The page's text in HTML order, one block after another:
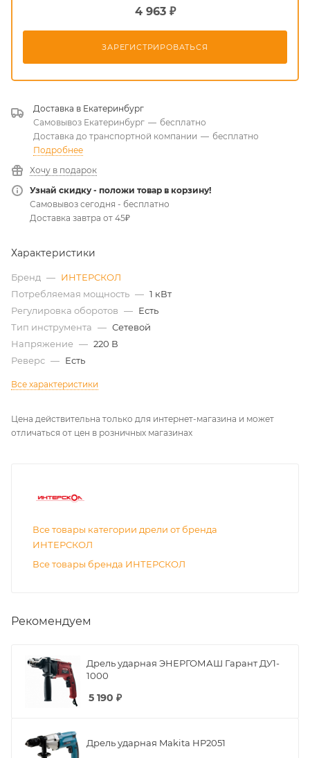
4 963 ₽
ЗАРЕГИСТРИРОВАТЬСЯ
Доставка в Екатеринбург
Самовывоз Екатеринбург — бесплатно
Доставка до транспортной компании — бесплатно
Подробнее
Хочу в подарок
Узнай скидку - положи товар в корзину!
Самовывоз сегодня - бесплатно
Доставка завтра от 45₽
Характеристики
Бренд — ИНТЕРСКОЛ
Потребляемая мощность — 1 кВт
Регулировка оборотов — Есть
Тип инструмента — Сетевой
Напряжение — 220 В
Реверс — Есть
Все характеристики
Цена действительна только для интернет-магазина и может
отличаться от цен в розничных магазинах
Все товары категории дрели от бренда
ИНТЕРСКОЛ
Все товары бренда ИНТЕРСКОЛ
Рекомендуем
Дрель ударная ЭНЕРГОМАШ Гарант ДУ1-
1000
5 190 ₽
Дрель ударная Makita HP2051